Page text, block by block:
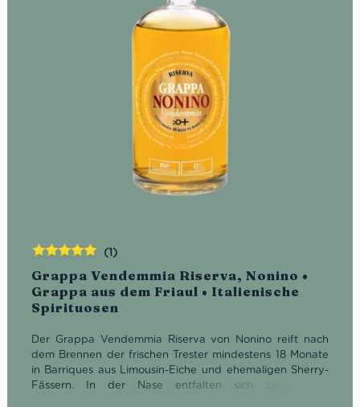
Grappa Vendemmia Riserva, Nonino •
Grappa aus dem Friaul • Italienische
Spirituosen
(1)
Der Grappa Vendemmia Riserva von Nonino reift nach
dem Brennen der frischen Trester mindestens 18 Monate
in Barriques aus Limousin-Eiche und ehemaligen Sherry-
Fässern. In der Nase entfalten sich zauberhafte
mit5.00von
5